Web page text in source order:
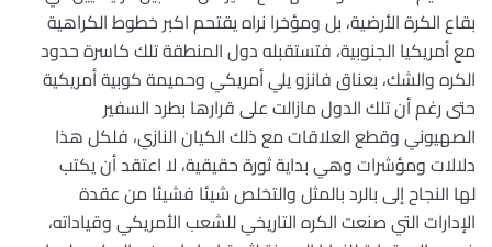
بقاع الكرة الأرضية، بل ومؤخرا نراه يقتحم اكبر خطوط الكراهية
مع أمريكيا الجنوبية، فتستقبله دول المنطقة تلك كاسرة حدود
الكره والشك، بعناق فانزو يلي أمريكي وحميمة كوبية أمريكية
حتى رغم أن تلك الدول مازالت على قرارها بطرد السفير
الصهيوني وقطع العلاقات مع ذلك الكيان النازي، فلكل هذا
دلالات ومؤشرات وهي بداية ثورة حقيقية، لا اعتقد أن يكتب
لها النجاح إلى بالرد بالمثل والتخلص شيئا فشيئا من عقدة
الإدارات التي صنعت الكره التاريخي للشعب الأمريكي وقياداته،